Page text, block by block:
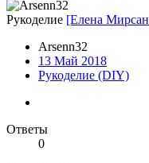
Рукоделие [Елена
Arsenn32
13 Май 2018
Рукоделие (DIY)
Ответы
0